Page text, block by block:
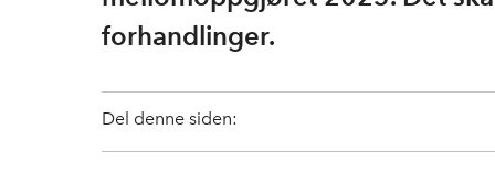
forhandlinger.
Del denne siden: